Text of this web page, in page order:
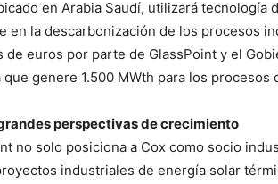
en Arabia Saudí, utilizará
en la descarbonización de los procesos
euros por parte de GlassPoint y el
genere 1.500 MWth para los
perspectivas de crecimiento
no solo posiciona a Cox como socio
industriales de energía solar